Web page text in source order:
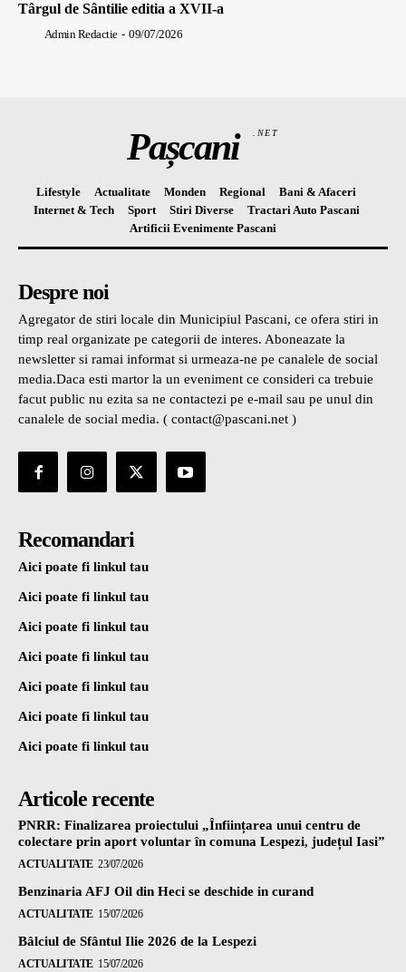
Târgul de Sântilie editia a XVII-a
Admin Redactie - 09/07/2026
Pașcani .NET
Lifestyle Actualitate Monden Regional
Bani & Afaceri
Internet & Tech
Sport Stiri Diverse
Tractari Auto Pascani
Artificii Evenimente Pascani
Despre noi
Agregator de stiri locale din Municipiul Pascani, ce ofera stiri in
timp real organizate pe categorii de interes. Aboneazate la
newsletter si ramai informat si urmeaza-ne pe canalele de social
media.Daca esti martor la un eveniment ce consideri ca trebuie
facut public nu ezita sa ne contactezi pe e-mail sau pe unul din
canalele de social media. ( contact@pascani.net )
Recomandari
Aici poate fi linkul tau
Aici poate fi linkul tau
Aici poate fi linkul tau
Aici poate fi linkul tau
Aici poate fi linkul tau
Aici poate fi linkul tau
Aici poate fi linkul tau
Articole recente
PNRR: Finalizarea proiectului „Înființarea unui centru de
colectare prin aport voluntar în comuna Lespezi, județul Iasi”
ACTUALITATE 23/07/2026
Benzinaria AFJ Oil din Heci se deschide in curand
ACTUALITATE 15/07/2026
Bâlciul de Sfântul Ilie 2026 de la Lespezi
ACTUALITATE 15/07/2026